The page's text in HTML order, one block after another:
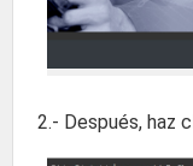
2.- Después, haz